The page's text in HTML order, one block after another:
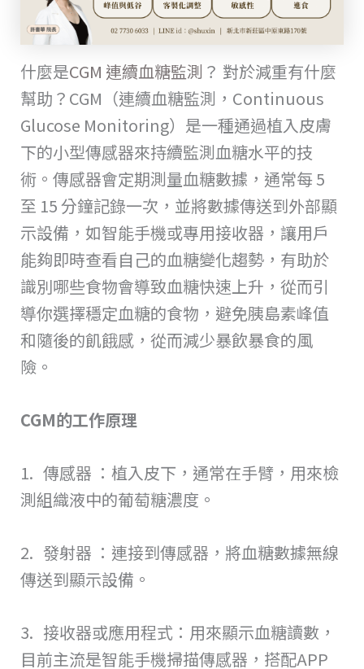
什麼是CGM 連續血糖監測 ？ 對於減重有什麼
幫助？CGM（連續血糖監測，Continuous
Glucose Monitoring）是一種通過植入皮膚
下的小型傳感器來持續監測血糖水平的技
術。傳感器會定期測量血糖數據，通常每 5
至 15 分鐘記錄一次，並將數據傳送到外部顯
示設備，如智能手機或專用接收器，讓用戶
能夠即時查看自己的血糖變化趨勢，有助於
識別哪些食物會導致血糖快速上升，從而引
導你選擇穩定血糖的食物，避免胰島素峰值
和隨後的飢餓感，從而減少暴飲暴食的風
險。
CGM的工作原理
1. 傳感器 ：植入皮下，通常在手臂，用來檢
測組織液中的葡萄糖濃度。
2. 發射器 ：連接到傳感器，將血糖數據無線
傳送到顯示設備。
3. 接收器或應用程式：用來顯示血糖讀數，
目前主流是智能手機掃描傳感器，搭配APP